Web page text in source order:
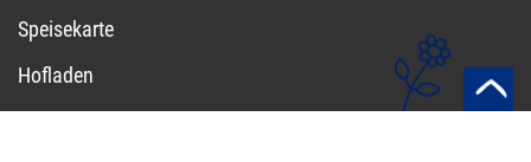
Speisekarte
Hofladen